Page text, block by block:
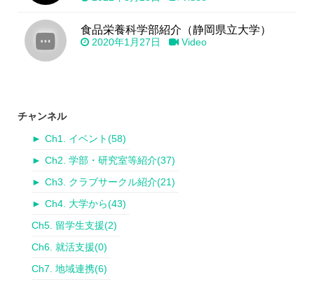
食品栄養科学部紹介（静岡県立大学）
2020年1月27日 Video
チャンネル
► Ch1. イベント(58)
► Ch2. 学部・研究室等紹介(37)
► Ch3. クラブサークル紹介(21)
► Ch4. 大学から(43)
Ch5. 留学生支援(2)
Ch6. 就活支援(0)
Ch7. 地域連携(6)